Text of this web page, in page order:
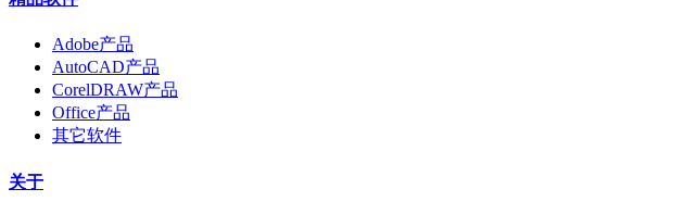
AutoCAD产品
CorelDRAW产品
Office产品
其它软件